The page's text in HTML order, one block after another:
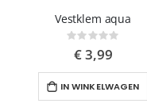
Vestklem aqua
Rating:
0%
€ 3,99
IN WINKELWAGEN